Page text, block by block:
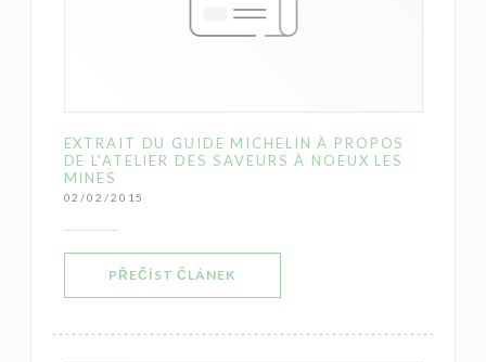
EXTRAIT DU GUIDE MICHELIN À PROPOS
DE L'ATELIER DES SAVEURS À NOEUX LES
MINES
02/02/2015
PŘEČÍST ČLÁNEK